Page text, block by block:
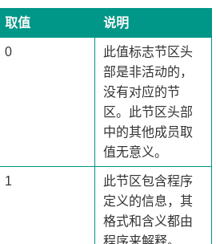
取值 说明
0
此值标志节区头
部是非活动的，
没有对应的节
区。此节区头部
中的其他成员取
值无意义。
1
此节区包含程序
定义的信息，其
格式和含义都由